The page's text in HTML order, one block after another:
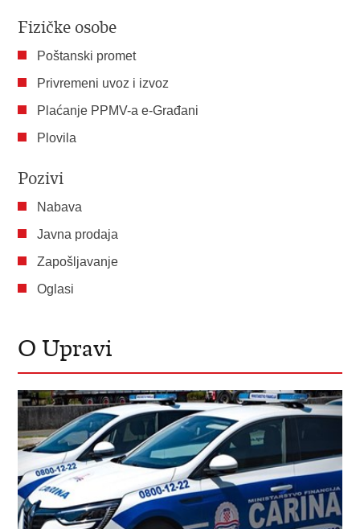
Fizičke osobe
Poštanski promet
Privremeni uvoz i izvoz
Plaćanje PPMV-a e-Građani
Plovila
Pozivi
Nabava
Javna prodaja
Zapošljavanje
Oglasi
O Upravi